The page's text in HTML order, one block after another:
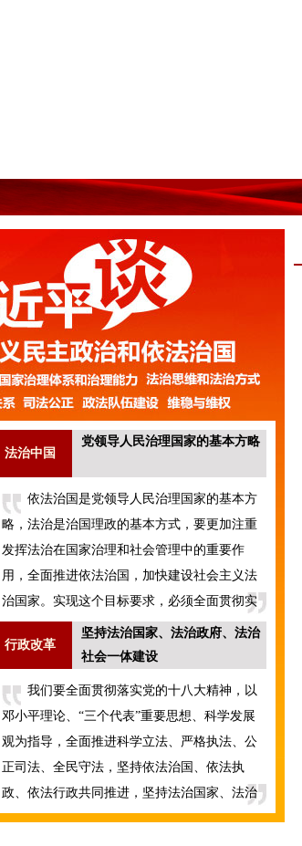
法治中国
党领导人民治理国家的基本方略
依法治国是党领导人民治理国家的基本方
略，法治是治国理政的基本方式，要更加注重
发挥法治在国家治理和社会管理中的重要作
用，全面推进依法治国，加快建设社会主义法
治国家。实现这个目标要求，必须全面贯彻实
行政改革
坚持法治国家、法治政府、法治
社会一体建设
我们要全面贯彻落实党的十八大精神，以
邓小平理论、“三个代表”重要思想、科学发展
观为指导，全面推进科学立法、严格执法、公
正司法、全民守法，坚持依法治国、依法执
政、依法行政共同推进，坚持法治国家、法治